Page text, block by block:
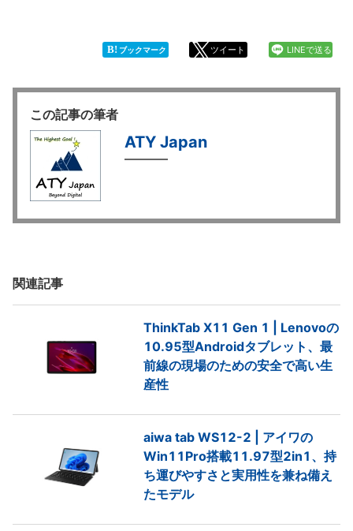
B! ブックマーク ツイート LINEで送る
この記事の筆者
ATY Japan
関連記事
ThinkTab X11 Gen 1 | Lenovoの
10.95型Androidタブレット、最
前線の現場のための安全で高い生
産性
aiwa tab WS12-2 | アイワの
Win11Pro搭載11.97型2in1、持
ち運びやすさと実用性を兼ね備え
たモデル